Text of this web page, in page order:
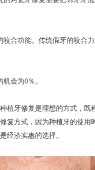
功能。传统假牙的咬合力
会为0％。
牙修复是理想的方式，既
复方式，因为种植牙的使
经济实惠的选择。